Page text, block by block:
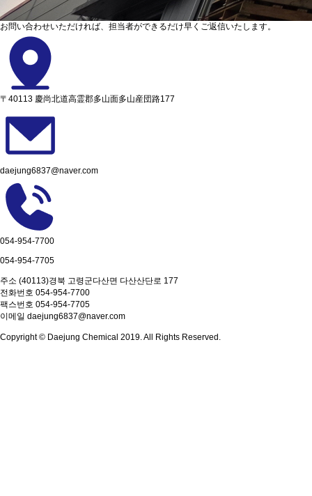
お問い合わせいただければ、担当者ができるだけ早くご返信いたします。
〒40113 慶尚北道高霊郡多山面多山産団路177
daejung6837@naver.com
054-954-7700
054-954-7705
주소 (40113)경북 고령군다산면 다산산단로 177
전화번호 054-954-7700
팩스번호 054-954-7705
이메일 daejung6837@naver.com
Copyright © Daejung Chemical 2019. All Rights Reserved.